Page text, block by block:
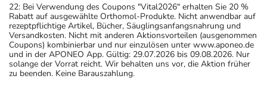
22: Bei Verwendung des Coupons "Vital2026" erhalten Sie 20 %
Rabatt auf ausgewählte Orthomol-Produkte. Nicht anwendbar auf
rezeptpflichtige Artikel, Bücher, Säuglingsanfangsnahrung und
Versandkosten. Nicht mit anderen Aktionsvorteilen (ausgenommen
Coupons) kombinierbar und nur einzulösen unter www.aponeo.de
und in der APONEO App. Gültig: 29.07.2026 bis 09.08.2026. Nur
solange der Vorrat reicht. Wir behalten uns vor, die Aktion früher
zu beenden. Keine Barauszahlung.